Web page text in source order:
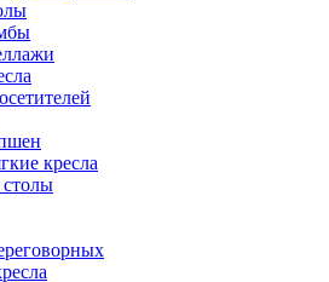
кресла